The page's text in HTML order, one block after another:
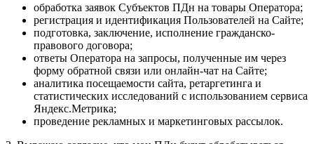
обработка заявок Субъектов ПДн на товары Оператора;
регистрация и идентификация Пользователей на Сайте;
подготовка, заключение, исполнение гражданско-
правового договора;
ответы Оператора на запросы, полученные им через
форму обратной связи или онлайн-чат на Сайте;
аналитика посещаемости сайта, ретаргетинга и
статистических исследований с использованием сервиса
Яндекс.Метрика;
проведение рекламных и маркетинговых рассылок.